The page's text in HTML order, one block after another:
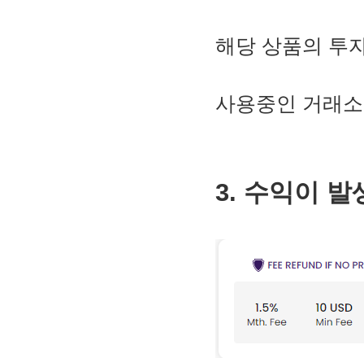
해당 상품의 투
사용중인 거래
3. 수익이 발